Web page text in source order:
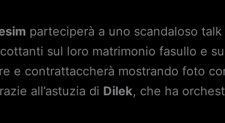
parteciperà a uno scandaloso
sul loro matrimonio fasullo e
e contrattaccherà mostrando foto
all’astuzia di Dilek, che ha